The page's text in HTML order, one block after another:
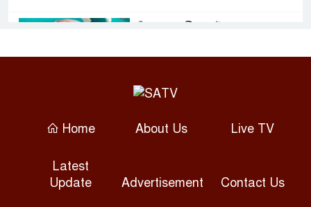
বগুড়ায় দুই ট্রাকের সংঘর্ষে নিহত ২,
Home About Us Live TV
Latest
Update
Advertisement Contact Us